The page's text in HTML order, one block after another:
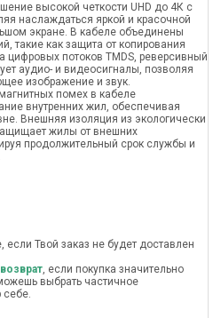
высокой четкости UHD до 4К с
наслаждаться яркой и красочной
экране. В кабеле объединены
такие как защита от копирования
цифровых потоков TMDS, реверсивный
аудио- и видеосигналы, позволяя
изображение и звук.
помех в кабеле
внутренних жил, обеспечивая
Внешняя изоляция из экологически
жилы от внешних
продолжительный срок службы и
если Твой заказ не будет доставлен
, если покупка значительно
выбрать частичное
себе.